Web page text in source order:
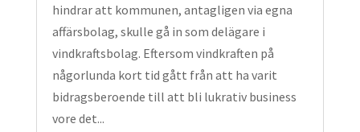
hindrar att kommunen, antagligen via egna
affärsbolag, skulle gå in som delägare i
vindkraftsbolag. Eftersom vindkraften på
någorlunda kort tid gått från att ha varit
bidragsberoende till att bli lukrativ business
vore det...